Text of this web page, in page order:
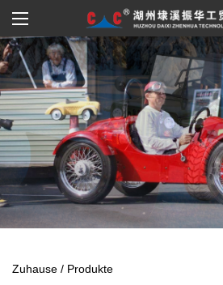
Zuhause / Produkte